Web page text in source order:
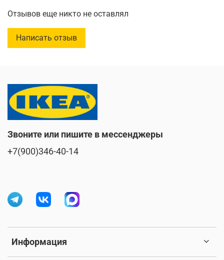
Отзывов еще никто не оставлял
Написать отзыв
Информация
Звоните или пишите в мессенджеры
+7(900)346-40-14